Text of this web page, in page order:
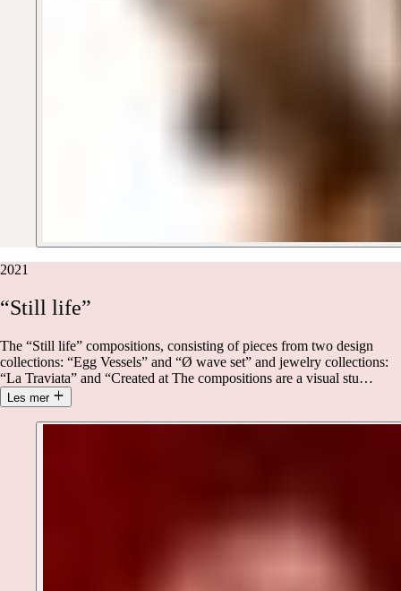
2021
“Still life”
The “Still life” compositions, consisting of pieces from two design
collections: “Egg Vessels” and “Ø wave set” and jewelry collections:
“La Traviata” and “Created at The compositions are a visual stu…
Les mer